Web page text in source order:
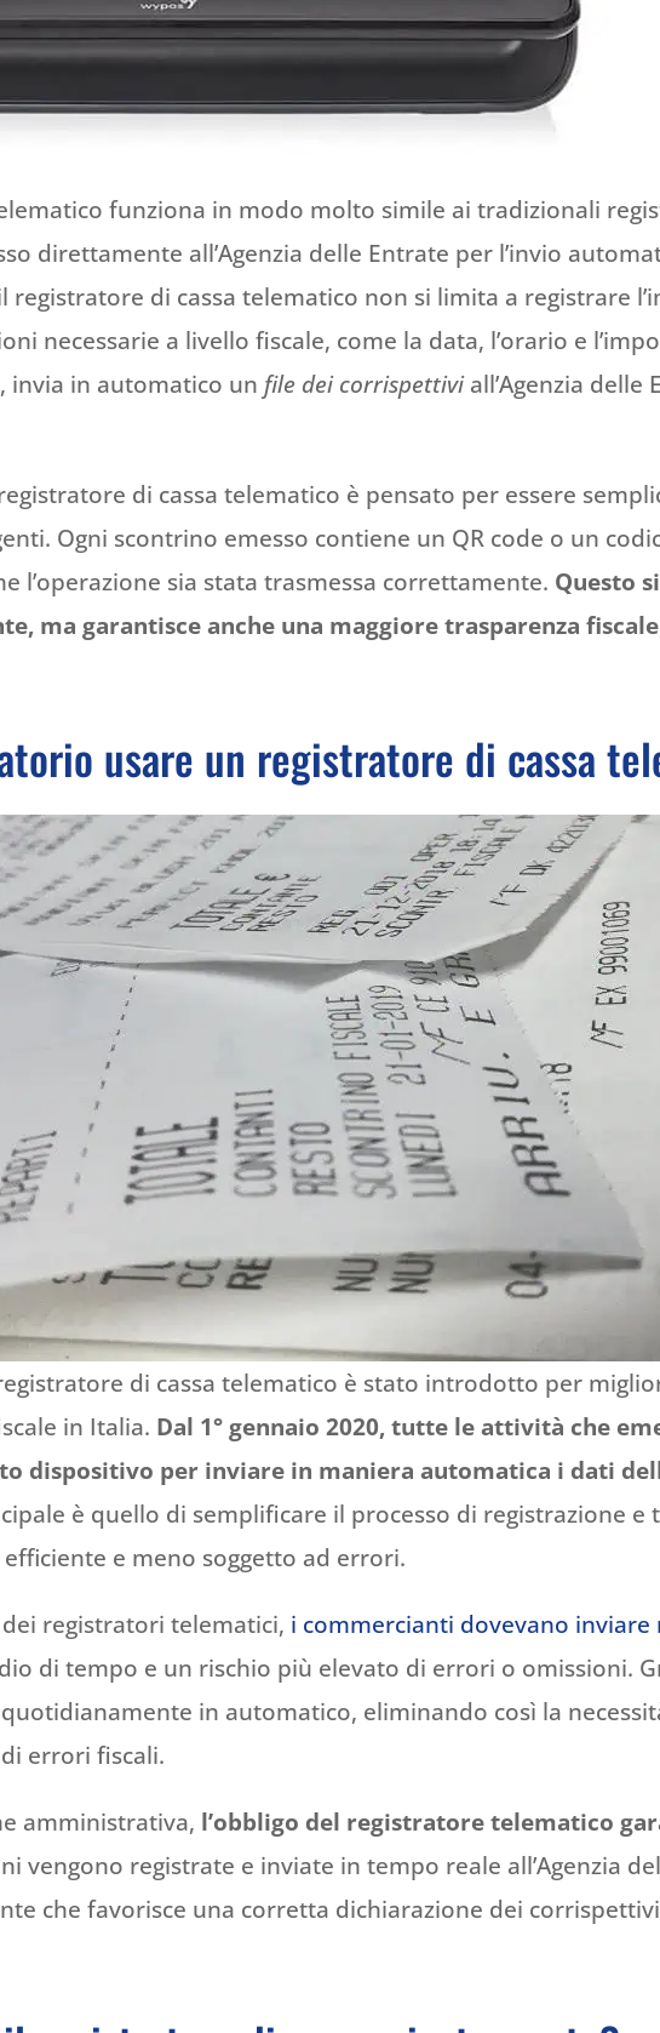
funziona in modo molto simile ai tradizionali
direttamente all’Agenzia delle Entrate per l’invio
registratore di cassa telematico non si limita a registrare
necessarie a livello fiscale, come la data, l’orario e
invia in automatico un file dei corrispettiviall’Agenzia delle
di cassa telematico è pensato per essere
Ogni scontrino emesso contiene un QR code o un
l’operazione sia stata trasmessa correttamente. Questo
ma garantisce anche una maggiore trasparenza fiscale
usare un registratore di cassa
di cassa telematico è stato introdotto per
in Italia. Dal 1° gennaio 2020, tutte le attività che
dispositivo per inviare in maniera automatica i dati
è quello di semplificare il processo di registrazione
e meno soggetto ad errori.
registratori telematici, i commercianti dovevano
di tempo e un rischio più elevato di errori o omissioni.
in automatico, eliminando così la
errori fiscali.
amministrativa, l’obbligo del registratore telematico
vengono registrate e inviate in tempo reale all’Agenzia
che favorisce una corretta dichiarazione dei